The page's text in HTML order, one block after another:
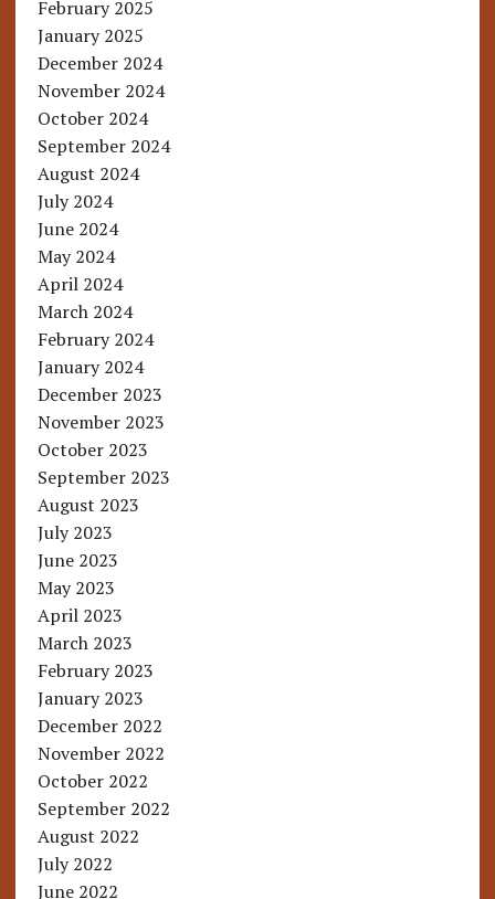
February 2025
January 2025
December 2024
November 2024
October 2024
September 2024
August 2024
July 2024
June 2024
May 2024
April 2024
March 2024
February 2024
January 2024
December 2023
November 2023
October 2023
September 2023
August 2023
July 2023
June 2023
May 2023
April 2023
March 2023
February 2023
January 2023
December 2022
November 2022
October 2022
September 2022
August 2022
July 2022
June 2022